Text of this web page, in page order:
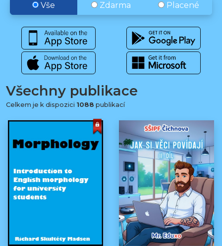
Vše Zdarma Placené
Všechny publikace
Celkem je k dispozici 1088 publikací